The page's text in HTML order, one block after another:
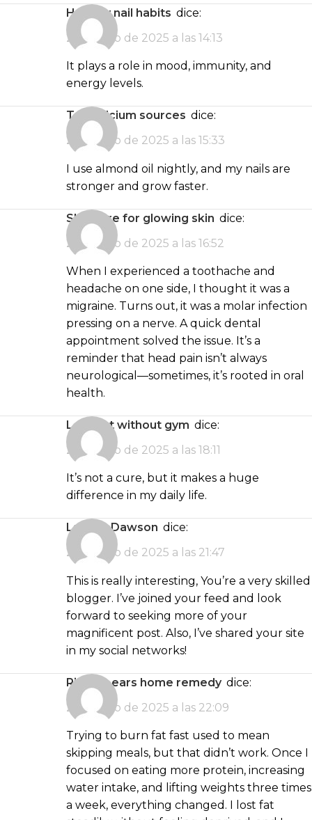
healthy nail habits dice:
2 de junio de 2025 a las 14:13
It plays a role in mood, immunity, and
energy levels.
top calcium sources dice:
2 de junio de 2025 a las 15:33
I use almond oil nightly, and my nails are
stronger and grow faster.
skin care for glowing skin dice:
2 de junio de 2025 a las 16:52
When I experienced a toothache and
headache on one side, I thought it was a
migraine. Turns out, it was a molar infection
pressing on a nerve. A quick dental
appointment solved the issue. It’s a
reminder that head pain isn’t always
neurological—sometimes, it’s rooted in oral
health.
lose fat without gym dice:
2 de junio de 2025 a las 18:11
It’s not a cure, but it makes a huge
difference in my daily life.
Landyn Dawson dice:
2 de junio de 2025 a las 21:47
This is really interesting, You’re a very skilled
blogger. I’ve joined your feed and look
forward to seeking more of your
magnificent post. Also, I’ve shared your site
in my social networks!
ringing ears home remedy dice:
2 de junio de 2025 a las 22:09
Trying to burn fat fast used to mean
skipping meals, but that didn’t work. Once I
focused on eating more protein, increasing
water intake, and lifting weights three times
a week, everything changed. I lost fat